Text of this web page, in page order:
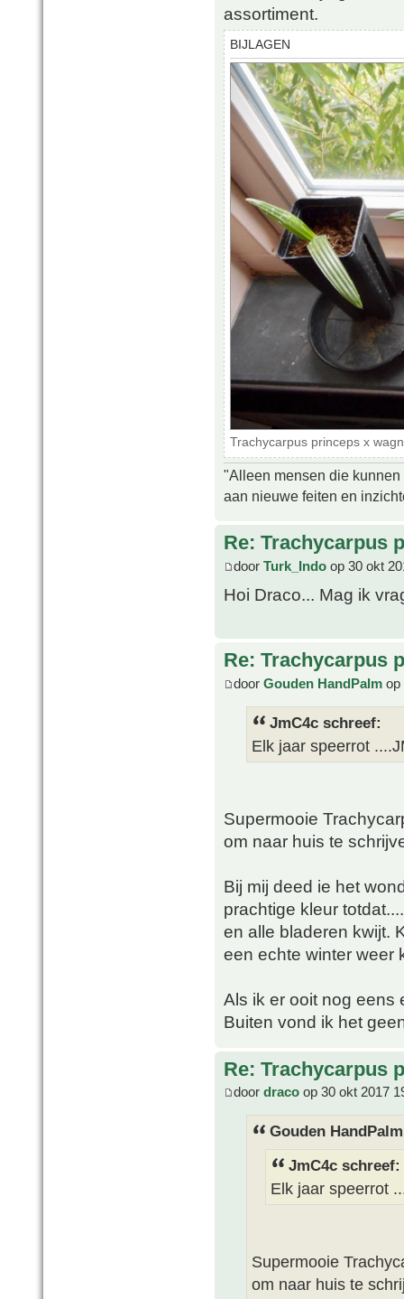
assortiment.
BIJLAGEN
Trachycarpus princeps x
"Alleen mensen die
aan nieuwe feiten en
Re: Trachycarpus
door Turk_Indo op 30 okt
Hoi Draco... Mag ik
Re: Trachycarpus
door Gouden HandPalm op
JmC4c schreef:
Elk jaar speerrot
Supermooie
om naar huis te
Bij mij deed ie het
prachtige kleur
en alle bladeren kwijt.
een echte winter weer
Als ik er ooit nog eens
Buiten vond ik het
Re: Trachycarpus
door draco op 30 okt 2017
Gouden
JmC4c schreef:
Elk jaar speerrot
Supermooie
om naar huis te